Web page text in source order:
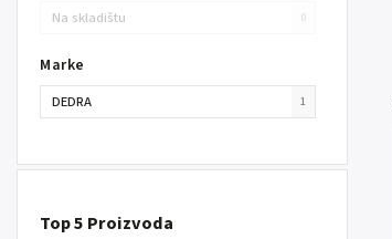
Na skladištu 0
Marke
DEDRA 1
Top 5 Proizvoda